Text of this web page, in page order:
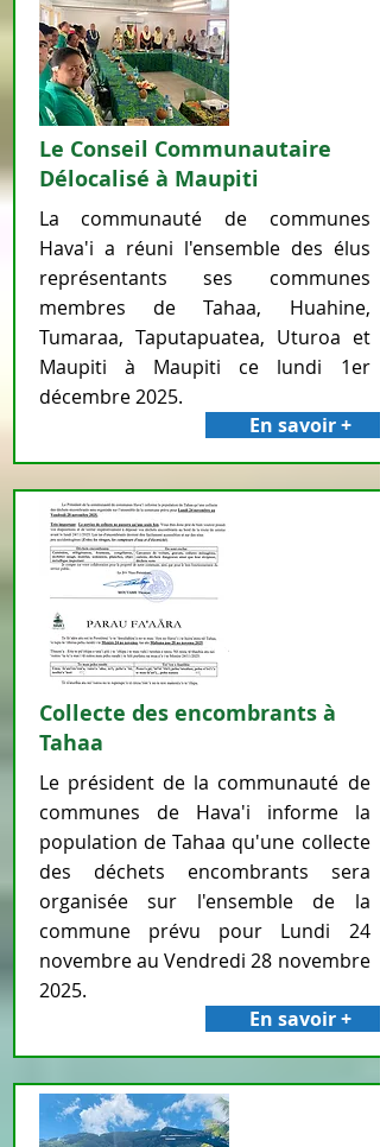
Le Conseil Communautaire
Délocalisé à Maupiti
La communauté de communes
Hava'i a réuni l'ensemble des élus
représentants ses communes
membres de Tahaa, Huahine,
Tumaraa, Taputapuatea, Uturoa et
Maupiti à Maupiti ce lundi 1er
décembre 2025.
En savoir +
Collecte des encombrants à
Tahaa
Le président de la communauté de
communes de Hava'i informe la
population de Tahaa qu'une collecte
des déchets encombrants sera
organisée sur l'ensemble de la
commune prévu pour Lundi 24
novembre au Vendredi 28 novembre
2025.
En savoir +